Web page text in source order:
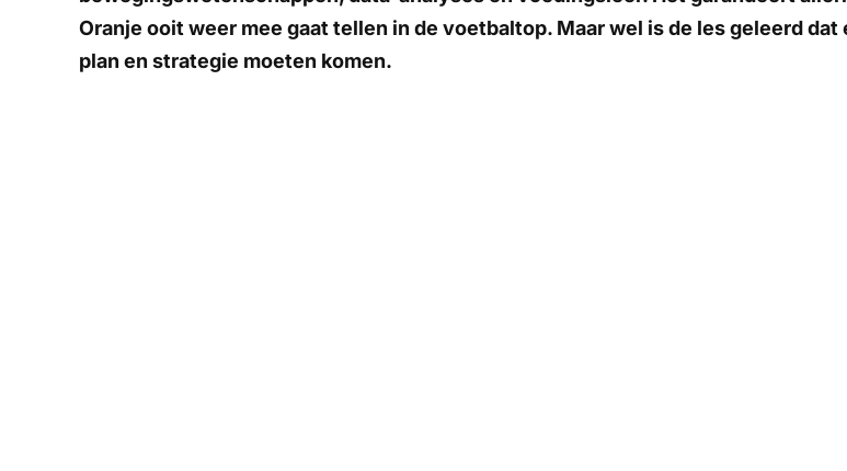
Oranje ooit weer mee gaat tellen in de voetbaltop. Maar wel is de les geleerd dat
plan en strategie moeten komen.